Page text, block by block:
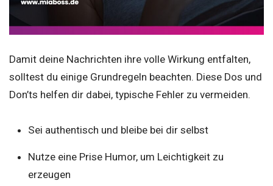
Damit deine Nachrichten ihre volle Wirkung entfalten,
solltest du einige Grundregeln beachten. Diese Dos und
Don’ts helfen dir dabei, typische Fehler zu vermeiden.
Sei authentisch und bleibe bei dir selbst
Nutze eine Prise Humor, um Leichtigkeit zu
erzeugen